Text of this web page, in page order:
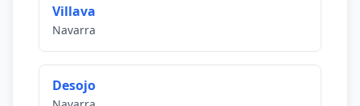
Villava
Navarra
Desojo